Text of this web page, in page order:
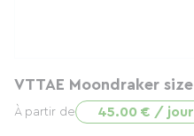
VTTAE Moondraker
À partir de 45.00 € / jour